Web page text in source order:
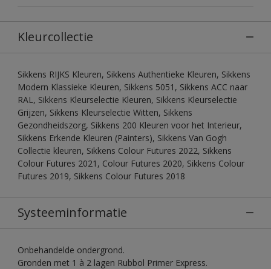
Kleurcollectie
Sikkens RIJKS Kleuren, Sikkens Authentieke Kleuren, Sikkens
Modern Klassieke Kleuren, Sikkens 5051, Sikkens ACC naar
RAL, Sikkens Kleurselectie Kleuren, Sikkens Kleurselectie
Grijzen, Sikkens Kleurselectie Witten, Sikkens
Gezondheidszorg, Sikkens 200 Kleuren voor het Interieur,
Sikkens Erkende Kleuren (Painters), Sikkens Van Gogh
Collectie kleuren, Sikkens Colour Futures 2022, Sikkens
Colour Futures 2021, Colour Futures 2020, Sikkens Colour
Futures 2019, Sikkens Colour Futures 2018
Systeeminformatie
Onbehandelde ondergrond.
Gronden met 1 à 2 lagen Rubbol Primer Express.